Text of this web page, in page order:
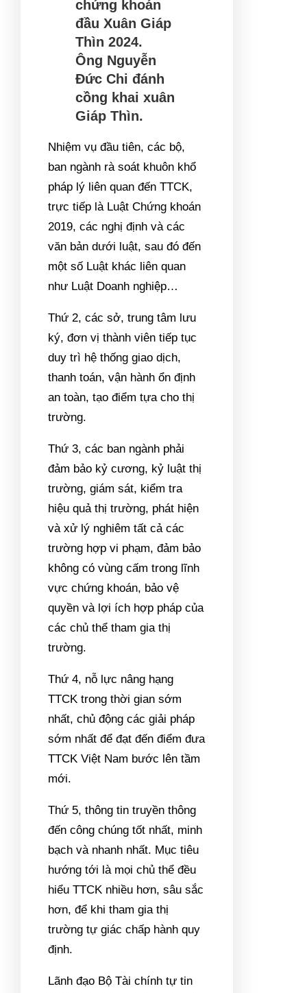
Ông Nguyễn
Đức Chi đánh
cồng khai xuân
Giáp Thìn.
Nhiệm vụ đầu tiên, các bộ,
ban ngành rà soát khuôn khổ
pháp lý liên quan đến TTCK,
trực tiếp là Luật Chứng khoán
2019, các nghị định và các
văn bản dưới luật, sau đó đến
một số Luật khác liên quan
như Luật Doanh nghiệp…
Thứ 2, các sở, trung tâm lưu
ký, đơn vị thành viên tiếp tục
duy trì hệ thống giao dịch,
thanh toán, vận hành ổn định
an toàn, tạo điểm tựa cho thị
trường.
Thứ 3, các ban ngành phải
đảm bảo kỷ cương, kỷ luật thị
trường, giám sát, kiểm tra
hiệu quả thị trường, phát hiện
và xử lý nghiêm tất cả các
trường hợp vi phạm, đảm bảo
không có vùng cấm trong lĩnh
vực chứng khoán, bảo vệ
quyền và lợi ích hợp pháp của
các chủ thể tham gia thị
trường.
Thứ 4, nỗ lực nâng hạng
TTCK trong thời gian sớm
nhất, chủ động các giải pháp
sớm nhất để đạt đến điểm đưa
TTCK Việt Nam bước lên tầm
mới.
Thứ 5, thông tin truyền thông
đến công chúng tốt nhất, minh
bạch và nhanh nhất. Mục tiêu
hướng tới là mọi chủ thể đều
hiểu TTCK nhiều hơn, sâu sắc
hơn, để khi tham gia thị
trường tự giác chấp hành quy
định.
Lãnh đạo Bộ Tài chính tự tin